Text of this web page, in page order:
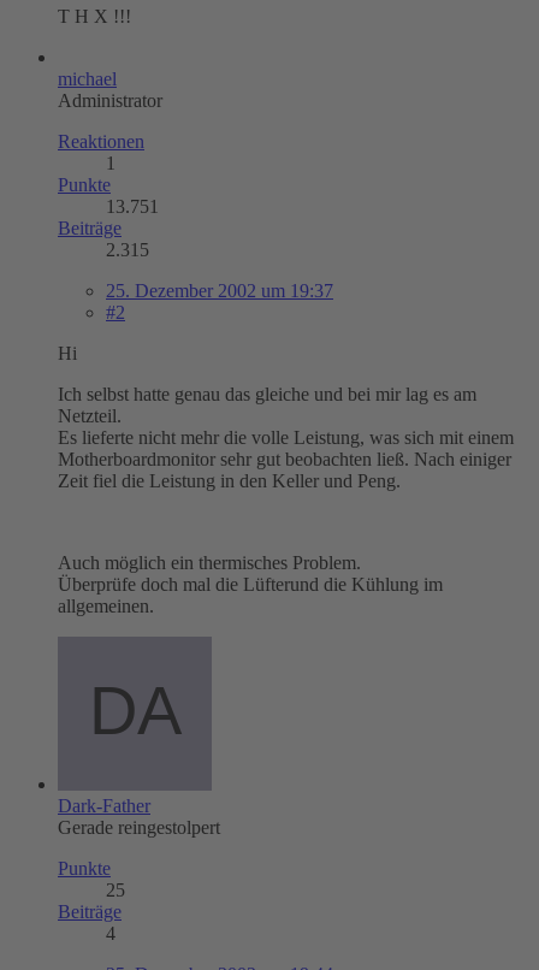
T H X !!!
michael
Administrator
Reaktionen
1
Punkte
13.751
Beiträge
2.315
25. Dezember 2002 um 19:37
#2
Hi
Ich selbst hatte genau das gleiche und bei mir lag es am
Netzteil.
Es lieferte nicht mehr die volle Leistung, was sich mit einem
Motherboardmonitor sehr gut beobachten ließ. Nach einiger
Zeit fiel die Leistung in den Keller und Peng.
Auch möglich ein thermisches Problem.
Überprüfe doch mal die Lüfterund die Kühlung im
allgemeinen.
Dark-Father
Gerade reingestolpert
Punkte
25
Beiträge
4